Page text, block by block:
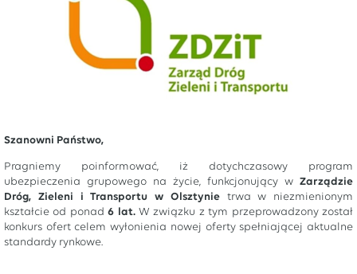
Szanowni Państwo,
Pragniemy poinformować, iż dotychczasowy program
ubezpieczenia grupowego na życie, funkcjonujący w Zarządzie
Dróg, Zieleni i Transportu w Olsztynie trwa w niezmienionym
kształcie od ponad 6 lat.W związku z tym przeprowadzony został
konkurs ofert celem wyłonienia nowej oferty spełniającej aktualne
standardy rynkowe.